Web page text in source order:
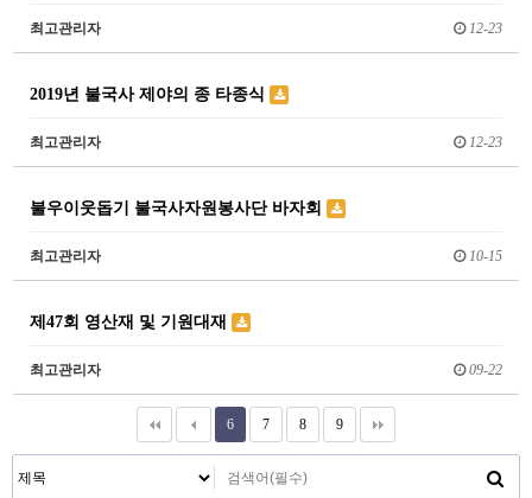
최고관리자 12-23
2019년 불국사 제야의 종 타종식
최고관리자 12-23
불우이웃돕기 불국사자원봉사단 바자회
최고관리자 10-15
제47회 영산재 및 기원대재
최고관리자 09-22
6 7 8 9